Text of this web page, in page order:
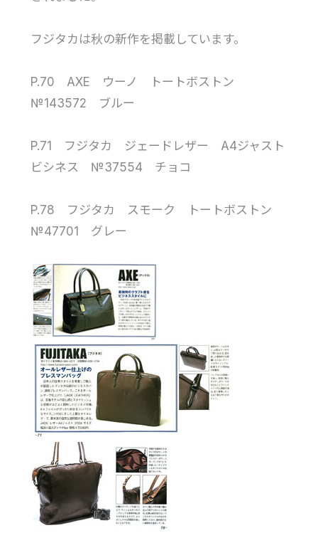
フジタカは秋の新作を掲載しています。
P.70 AXE ウーノ トートボストン
№143572 ブルー
P.71 フジタカ ジェードレザー A4ジャスト
ビシネス №37554 チョコ
P.78 フジタカ スモーク トートボストン
№47701 グレー